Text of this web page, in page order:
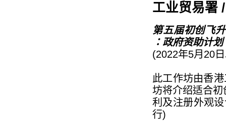
工业贸易署
第五届初创飞
：政府资助计
(2022年5月20
此工作坊由香
坊将介绍适合
利及注册外观
行)